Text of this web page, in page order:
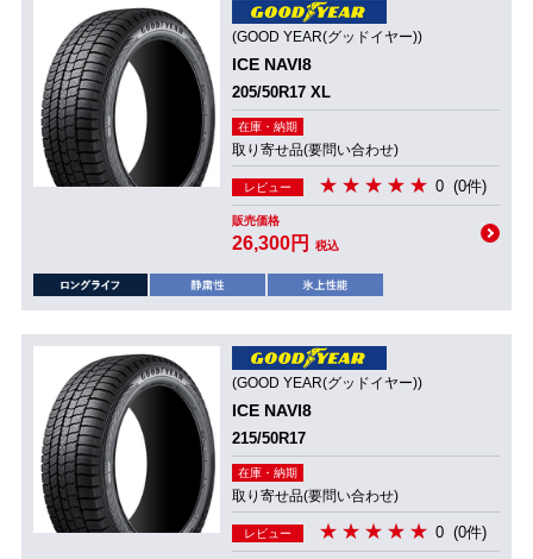
(GOOD YEAR(グッドイヤー))
ICE NAVI8
205/50R17 XL
在庫・納期
取り寄せ品(要問い合わせ)
レビュー 0 (0件)
販売価格
26,300円 税込
(GOOD YEAR(グッドイヤー))
ICE NAVI8
215/50R17
在庫・納期
取り寄せ品(要問い合わせ)
レビュー 0 (0件)